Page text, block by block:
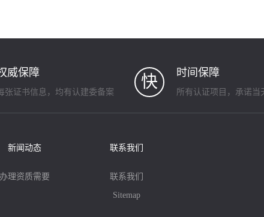
威保障
张证书信息，均有认建委备案
快 时间保障
所有认证项目，承诺当
新闻动态
办理资质需要
联系我们
联系我们
Sitemap